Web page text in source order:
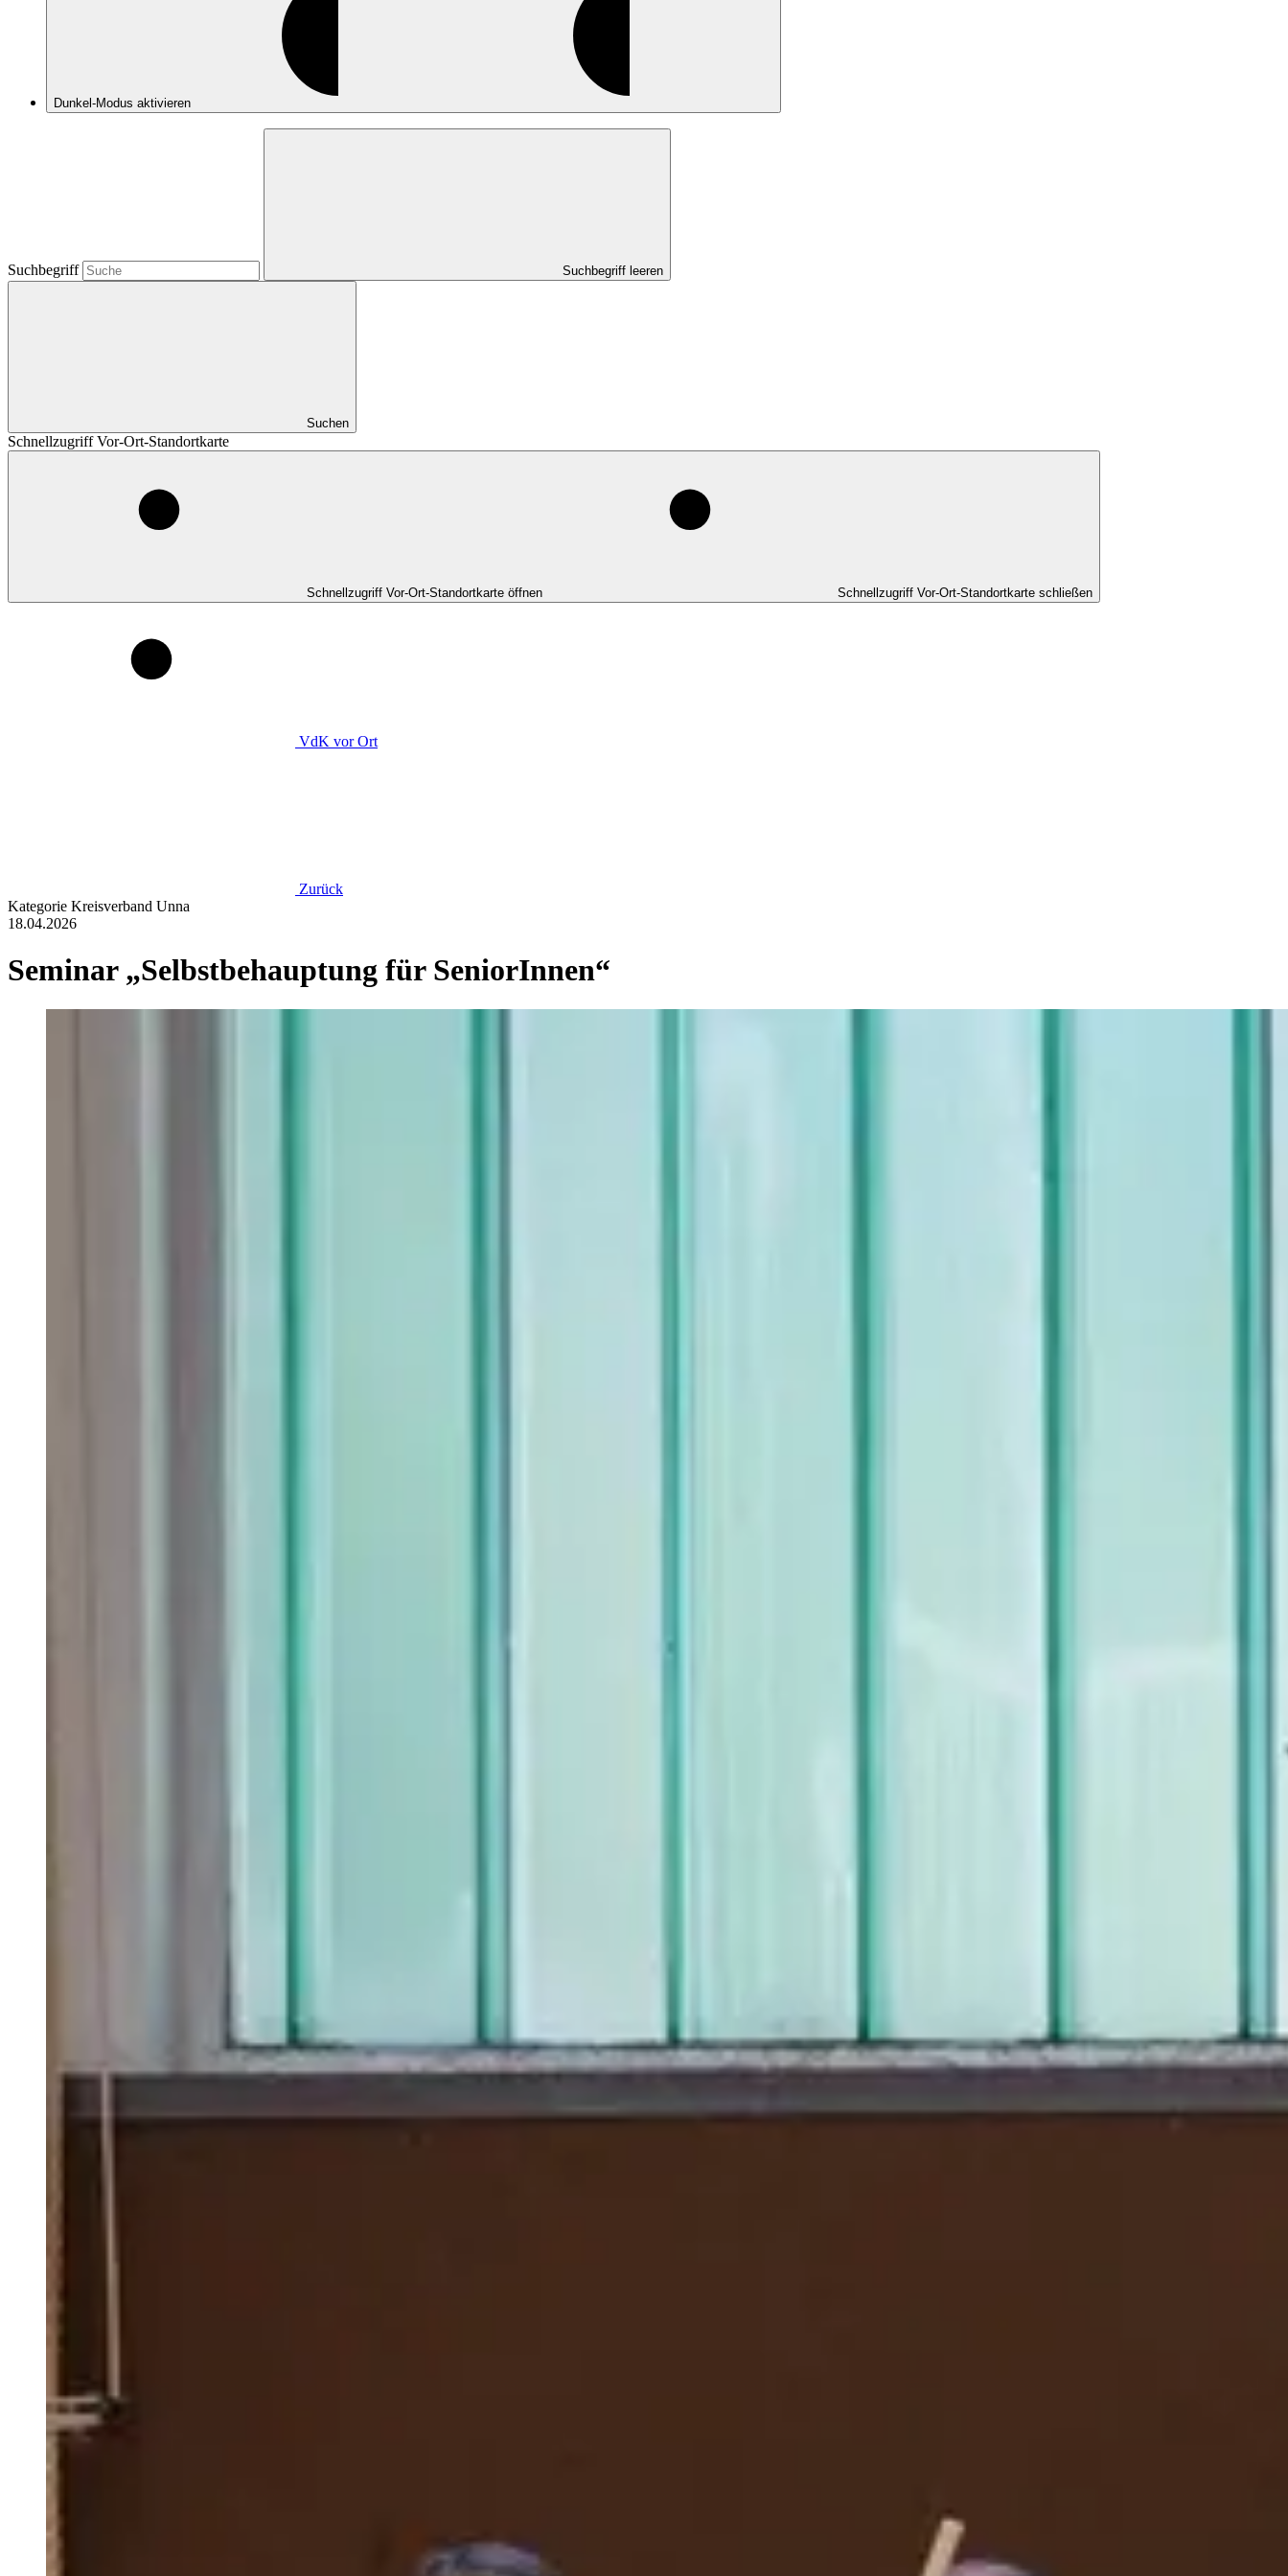
Dunkel-Modus aktivieren
Suchbegriff Suchbegriff leeren
Suchen
Schnellzugriff Vor-Ort-Standortkarte
Schnellzugriff Vor-Ort-Standortkarte öffnen Schnellzugriff Vor-Ort-Standortkarte schließen
VdK vor Ort
Zurück
Kategorie Kreisverband Unna
18.04.2026
Seminar „Selbstbehauptung für SeniorInnen“